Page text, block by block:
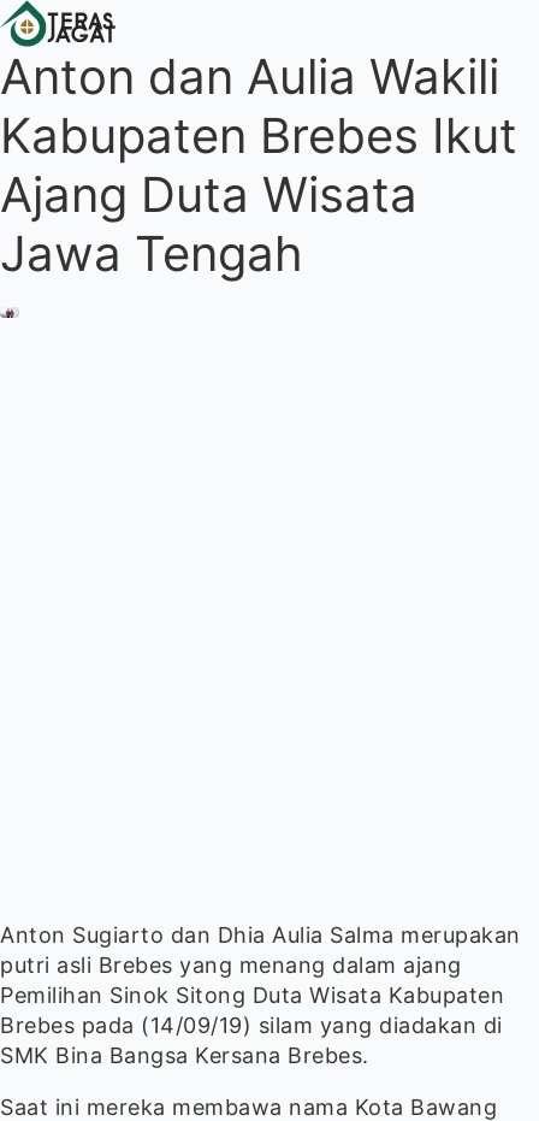
Anton dan Aulia Wakili
Kabupaten Brebes Ikut
Ajang Duta Wisata
Jawa Tengah
Anton Sugiarto dan Dhia Aulia Salma merupakan
putri asli Brebes yang menang dalam ajang
Pemilihan Sinok Sitong Duta Wisata Kabupaten
Brebes pada (14/09/19) silam yang diadakan di
SMK Bina Bangsa Kersana Brebes.
Saat ini mereka membawa nama Kota Bawang